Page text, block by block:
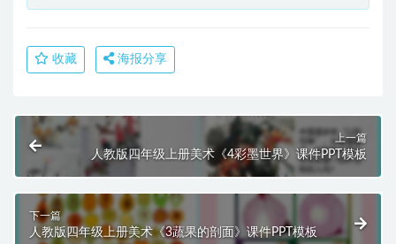
收藏 海报分享
上一篇
人教版四年级上册美术《4彩墨世界》课件PPT模板
下一篇
人教版四年级上册美术《3蔬果的剖面》课件PPT模板